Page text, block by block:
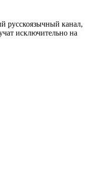
русскоязычный канал,
исключительно на